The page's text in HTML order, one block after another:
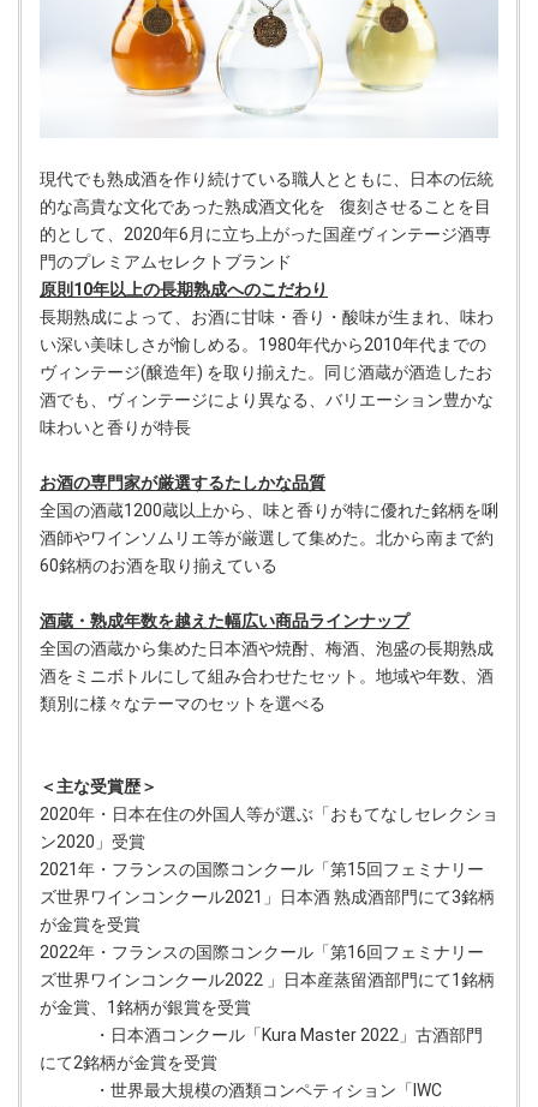
現代でも熟成酒を作り続けている職人とともに、日本の伝統
的な高貴な文化であった熟成酒文化を 復刻させることを目
的として、2020年6月に立ち上がった国産ヴィンテージ酒専
門のプレミアムセレクトブランド
原則10年以上の長期熟成へのこだわり
長期熟成によって、お酒に甘味・香り・酸味が生まれ、味わ
い深い美味しさが愉しめる。1980年代から2010年代までの
ヴィンテージ(醸造年) を取り揃えた。同じ酒蔵が酒造したお
酒でも、ヴィンテージにより異なる、バリエーション豊かな
味わいと香りが特長
お酒の専門家が厳選するたしかな品質
全国の酒蔵1200蔵以上から、味と香りが特に優れた銘柄を唎
酒師やワインソムリエ等が厳選して集めた。北から南まで約
60銘柄のお酒を取り揃えている
酒蔵・熟成年数を越えた幅広い商品ラインナップ
全国の酒蔵から集めた日本酒や焼酎、梅酒、泡盛の長期熟成
酒をミニボトルにして組み合わせたセット。地域や年数、酒
類別に様々なテーマのセットを選べる
＜主な受賞歴＞
2020年・日本在住の外国人等が選ぶ「おもてなしセレクショ
ン2020」受賞
2021年・フランスの国際コンクール「第15回フェミナリー
ズ世界ワインコンクール2021」日本酒 熟成酒部門にて3銘柄
が金賞を受賞
2022年・フランスの国際コンクール「第16回フェミナリー
ズ世界ワインコンクール2022 」日本産蒸留酒部門にて1銘柄
が金賞、1銘柄が銀賞を受賞
・日本酒コンクール「Kura Master 2022」古酒部門
にて2銘柄が金賞を受賞
・世界最大規模の酒類コンペティション「IWC